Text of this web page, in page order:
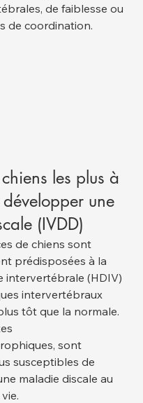
de faiblesse ou
de coordination.
les plus à
une
(IVDD)
de chiens sont
prédisposées à la
intervertébrale (HDIV)
intervertébraux
tôt que la normale.
sont
susceptibles de
maladie discale au